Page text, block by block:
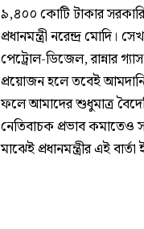
৯,৪০০ কোটি টাকার সরকারি
প্রধানমন্ত্রী নরেন্দ্র
পেট্রোল-ডিজেল, রান্নার
প্রয়োজন হলে তবেই
ফলে আমাদের শুধুমাত্র
নেতিবাচক প্রভাব কমাতেও
মাঝেই প্রধানমন্ত্রীর এই